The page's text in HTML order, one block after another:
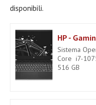
disponibili.
Sistema
Core i7-
516 GB